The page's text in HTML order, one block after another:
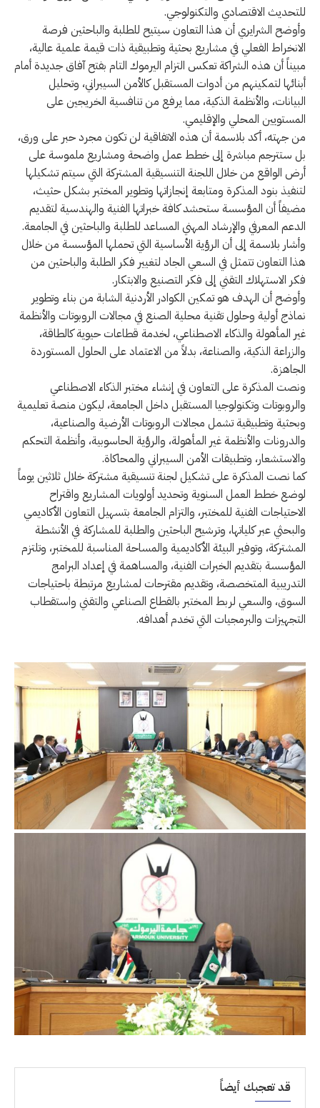
للتحديث الاقتصادي والتكنولوجي.
وأوضح الشرايري أن هذا التعاون سيتيح للطلبة والباحثين فرصة
الانخراط الفعلي في مشاريع بحثية وتطبيقية ذات قيمة علمية عالية،
مبيناً أن هذه الشراكة تعكس التزام اليرموك التام بفتح آفاق جديدة أمام
أبنائها لتمكينهم من أدوات المستقبل كالأمن السيبراني، وتحليل
البيانات، والأنظمة الذكية، مما يرفع من تنافسية الخريجين على
المستويين المحلي والإقليمي.
من جهته، أكد بلاسمة أن هذه الاتفاقية لن تكون مجرد حبر على ورق،
بل ستترجم مباشرة إلى خطط عمل واضحة ومشاريع ملموسة على
أرض الواقع من خلال اللجنة التنسيقية المشتركة التي سيتم تشكيلها
لتنفيذ بنود المذكرة ومتابعة إنجازاتها وتطوير المختبر بشكل حثيث،
مضيفاً أن المؤسسة ستحشد كافة خبراتها الفنية والهندسية لتقديم
الدعم المعرفي والإرشاد المهني المساعد للطلبة والباحثين في الجامعة.
وأشار بلاسمة إلى أن الرؤية الأساسية التي تحملها المؤسسة من خلال
هذا التعاون تتمثل في السعي الجاد لتغيير فكر الطلبة والباحثين من
فكر الاستهلاك التقني إلى فكر التصنيع والابتكار.
وأوضح أن الهدف هو تمكين الكوادر الأردنية الشابة من بناء وتطوير
نماذج أولية وحلول تقنية محلية الصنع في مجالات الروبوتات والأنظمة
غير المأهولة والذكاء الاصطناعي، لخدمة قطاعات حيوية كالطاقة،
والزراعة الذكية، والصناعة، بدلاً من الاعتماد على الحلول المستوردة
الجاهزة.
ونصت المذكرة على التعاون في إنشاء مختبر الذكاء الاصطناعي
والروبوتات وتكنولوجيا المستقبل داخل الجامعة، ليكون منصة تعليمية
وبحثية وتطبيقية تشمل مجالات الروبوتات الأرضية والصناعية،
والدرونات والأنظمة غير المأهولة، والرؤية الحاسوبية، وأنظمة التحكم
والاستشعار، وتطبيقات الأمن السيبراني والمحاكاة.
كما نصت المذكرة على تشكيل لجنة تنسيقية مشتركة خلال ثلاثين يوماً
لوضع خطط العمل السنوية وتحديد أولويات المشاريع واقتراح
الاحتياجات الفنية للمختبر، والتزام الجامعة بتسهيل التعاون الأكاديمي
والبحثي عبر كلياتها، وترشيح الباحثين والطلبة للمشاركة في الأنشطة
المشتركة، وتوفير البيئة الأكاديمية والمساحة المناسبة للمختبر، وتلتزم
المؤسسة بتقديم الخبرات الفنية، والمساهمة في إعداد البرامج
التدريبية المتخصصة، وتقديم مقترحات لمشاريع مرتبطة باحتياجات
السوق، والسعي لربط المختبر بالقطاع الصناعي والتقني واستقطاب
التجهيزات والبرمجيات التي تخدم أهدافه.
قد تعجبك أيضاً